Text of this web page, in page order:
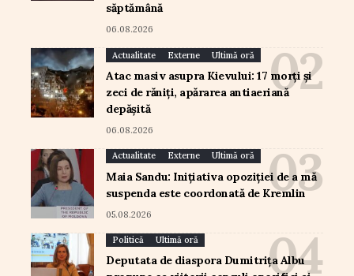
săptămână
06.08.2026
Actualitate Externe Ultimă oră
Atac masiv asupra Kievului: 17 morți și
zeci de răniți, apărarea antiaeriană
depășită
06.08.2026
Actualitate Externe Ultimă oră
Maia Sandu: Inițiativa opoziției de a mă
suspenda este coordonată de Kremlin
05.08.2026
Politică Ultimă oră
Deputata de diaspora Dumitrița Albu